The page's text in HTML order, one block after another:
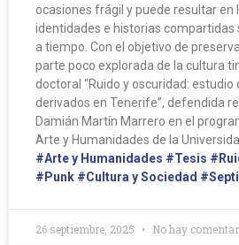
ocasiones frágil y puede resultar en
identidades e historias compartidas
a tiempo. Con el objetivo de
parte poco explorada de la cultura
doctoral “Ruido y oscuridad: estudio
derivados en Tenerife”, defendida
Damián Martín Marrero en el
Arte y Humanidades de la
#Arte y Humanidades #Tesis
#Punk #Cultura y Sociedad
26 septiembre, 2025 No hay